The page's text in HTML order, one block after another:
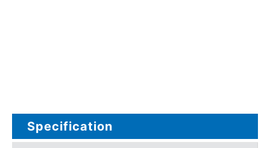
Specification